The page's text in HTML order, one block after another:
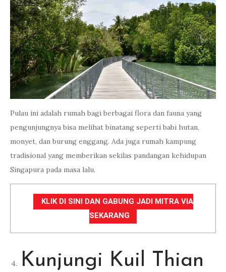
Pulau ini adalah rumah bagi berbagai flora dan fauna yang
pengunjungnya bisa melihat binatang seperti babi hutan,
monyet, dan burung enggang. Ada juga rumah kampung
tradisional yang memberikan sekilas pandangan kehidupan
Singapura pada masa lalu.
KLIK DI SINI DAN GABUNG JADI MITRA VIA
SEKARANG
Kunjungi Kuil Thian